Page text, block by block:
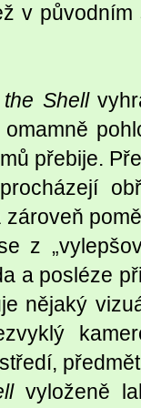
v
Shell
přebije.
z
a posléze
nějaký
vyloženě